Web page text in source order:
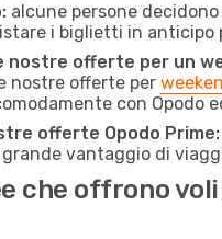
alcune persone
i biglietti in
nostre offerte per un
nostre offerte per
con Opodo
offerte Opodo Prime:
vantaggio di
che offrono